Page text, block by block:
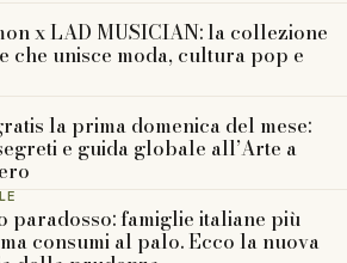
x LAD MUSICIAN: la collezione
che unisce moda, cultura pop e
la prima domenica del mese:
e guida globale all’Arte a
paradosso: famiglie italiane più
consumi al palo. Ecco la nuova